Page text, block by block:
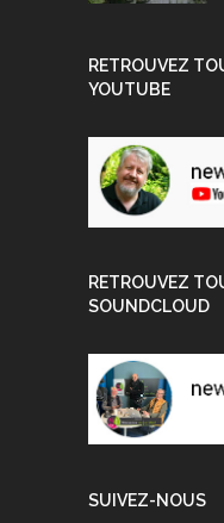
RETROUVEZ
YOUTUBE
RETROUVEZ
SOUNDCLOUD
SUIVEZ-NOUS